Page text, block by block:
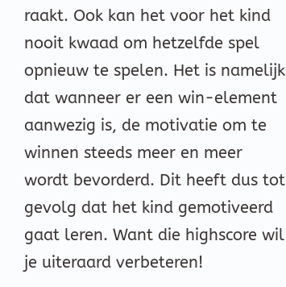
raakt. Ook kan het voor het kind
nooit kwaad om hetzelfde spel
opnieuw te spelen. Het is namelijk
dat wanneer er een win-element
aanwezig is, de motivatie om te
winnen steeds meer en meer
wordt bevorderd. Dit heeft dus tot
gevolg dat het kind gemotiveerd
gaat leren. Want die highscore wil
je uiteraard verbeteren!